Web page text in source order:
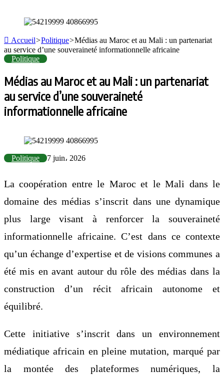
Accueil>Politique>Médias au Maroc et au Mali : un partenariat
au service d’une souveraineté informationnelle africaine
Politique
Médias au Maroc et au Mali : un partenariat
au service d’une souveraineté
informationnelle africaine
Politique 7 juin، 2026
La coopération entre le Maroc et le Mali dans le
domaine des médias s’inscrit dans une dynamique
plus large visant à renforcer la souveraineté
informationnelle africaine. C’est dans ce contexte
qu’un échange d’expertise et de visions communes a
été mis en avant autour du rôle des médias dans la
construction d’un récit africain autonome et
équilibré.
Cette initiative s’inscrit dans un environnement
médiatique africain en pleine mutation, marqué par
la montée des plateformes numériques, la